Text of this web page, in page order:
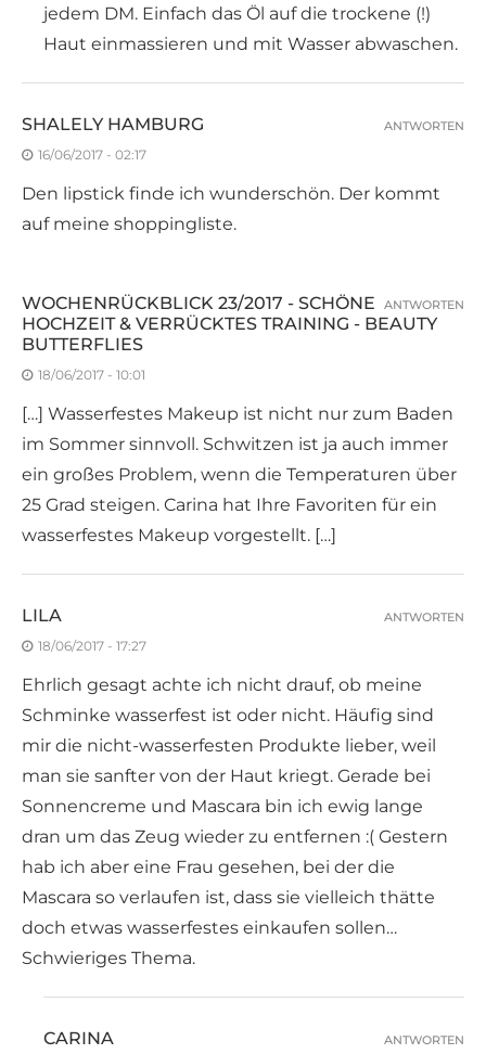
jedem DM. Einfach das Öl auf die trockene (!)
Haut einmassieren und mit Wasser abwaschen.
SHALELY HAMBURG
16/06/2017 - 02:17
Den lipstick finde ich wunderschön. Der kommt
auf meine shoppingliste.
ANTWORTEN
WOCHENRÜCKBLICK 23/2017 - SCHÖNE
HOCHZEIT & VERRÜCKTES TRAINING - BEAUTY
BUTTERFLIES
18/06/2017 - 10:01
[…] Wasserfestes Makeup ist nicht nur zum Baden
im Sommer sinnvoll. Schwitzen ist ja auch immer
ein großes Problem, wenn die Temperaturen über
25 Grad steigen. Carina hat Ihre Favoriten für ein
wasserfestes Makeup vorgestellt. […]
ANTWORTEN
LILA
18/06/2017 - 17:27
Ehrlich gesagt achte ich nicht drauf, ob meine
Schminke wasserfest ist oder nicht. Häufig sind
mir die nicht-wasserfesten Produkte lieber, weil
man sie sanfter von der Haut kriegt. Gerade bei
Sonnencreme und Mascara bin ich ewig lange
dran um das Zeug wieder zu entfernen :( Gestern
hab ich aber eine Frau gesehen, bei der die
Mascara so verlaufen ist, dass sie vielleich thätte
doch etwas wasserfestes einkaufen sollen…
Schwieriges Thema.
ANTWORTEN
CARINA ANTWORTEN